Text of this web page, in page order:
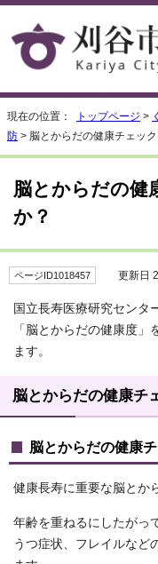
現在の位置： トップページ >
防 > 脳とからだの健康チェッ
脳とからだの健
か？
ページID1018457 更新日
国立長寿医療研究センタ
「脳とからだの健康度
ます。
脳とからだの健康チ
脳とからだの健康
健康長寿に重要な脳とか
年齢を重ねるにしたがっ
うつ症状、フレイルなど